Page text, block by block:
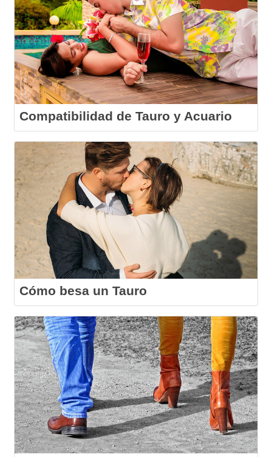
Compatibilidad de Tauro y Acuario
Cómo besa un Tauro